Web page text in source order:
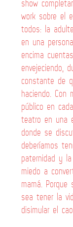
show
work sobre el
todos: la
en una
encima
envejeciendo,
constante de
haciendo.
público en
teatro en una
donde se
deberíamos
paternidad y
miedo a
mamá.
sea tener la
disimular el